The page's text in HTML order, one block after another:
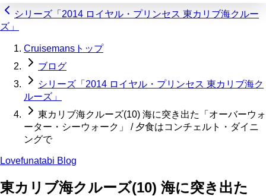
シリーズ「2014 ロイヤル・プリンセス 東カリブ海クルー
ズ」
Cruisemansトップ
ブログ
シリーズ「2014 ロイヤル・プリンセス 東カリブ海ク
ルーズ」
東カリブ海クルーズ(10) 海に突き出た「オーバーウォ
ーター・シーウォーク」 / 夕食はコンチェルト・ダイニ
ングで
Lovefunatabi Blog
東カリブ海クルーズ(10) 海に突き出た